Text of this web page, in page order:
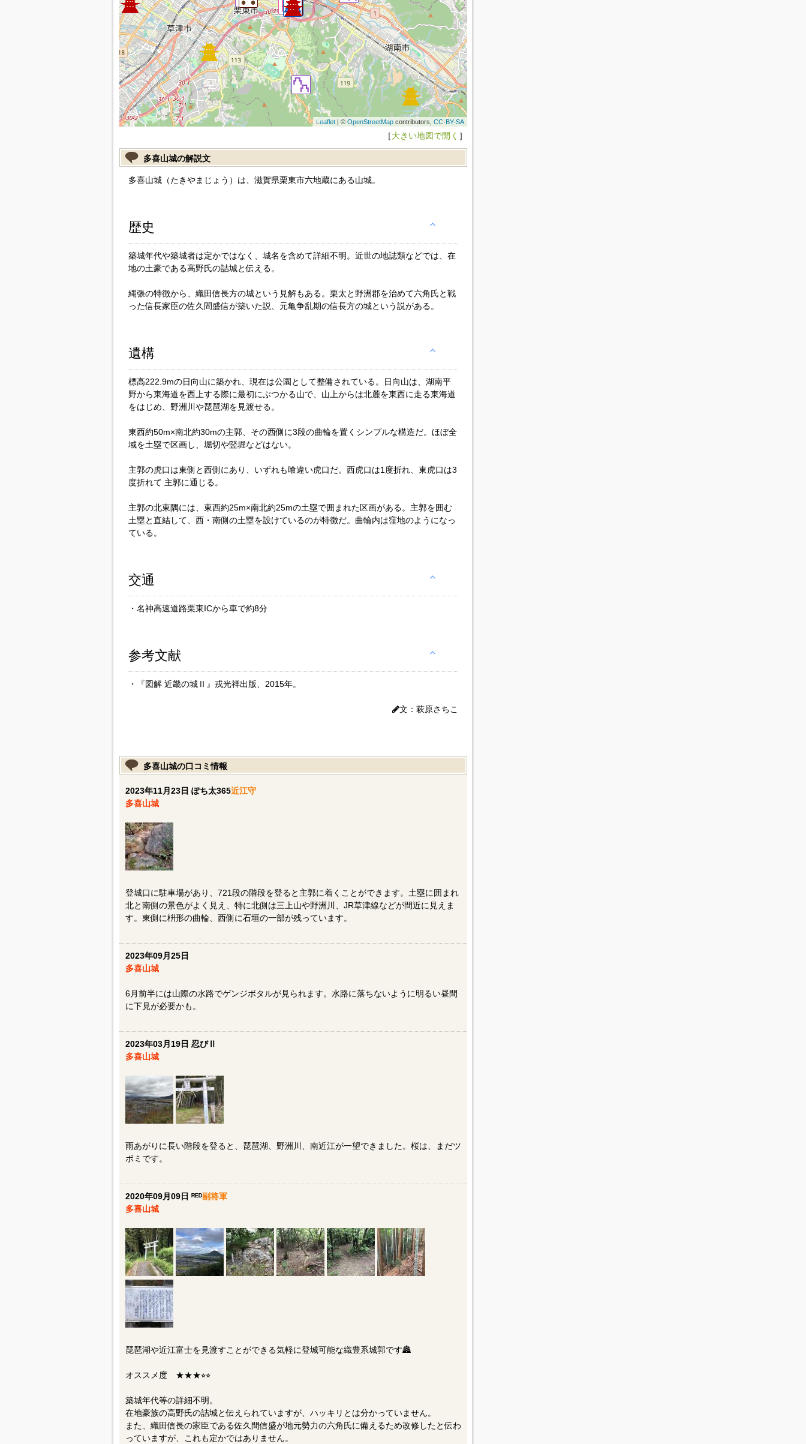
Leaflet| © OpenStreetMapcontributors, CC-BY-SA
［大きい地図で開く ］
多喜山城の解説文
多喜山城（たきやまじょう）は、滋賀県栗東市六地蔵にある山城。
歴史
築城年代や築城者は定かではなく、城名を含めて詳細不明。近世の地誌類などでは、在
地の土豪である高野氏の詰城と伝える。
縄張の特徴から、織田信長方の城という見解もある。栗太と野洲郡を治めて六角氏と戦
った信長家臣の佐久間盛信が築いた説、元亀争乱期の信長方の城という説がある。
遺構
標高222.9mの日向山に築かれ、現在は公園として整備されている。日向山は、湖南平
野から東海道を西上する際に最初にぶつかる山で、山上からは北麓を東西に走る東海道
をはじめ、野洲川や琵琶湖を見渡せる。
東西約50m×南北約30mの主郭、その西側に3段の曲輪を置くシンプルな構造だ。ほぼ全
域を土塁で区画し、堀切や竪堀などはない。
主郭の虎口は東側と西側にあり、いずれも喰違い虎口だ。西虎口は1度折れ、東虎口は3
度折れて 主郭に通じる。
主郭の北東隅には、東西約25m×南北約25mの土塁で囲まれた区画がある。主郭を囲む
土塁と直結して、西・南側の土塁を設けているのが特徴だ。曲輪内は窪地のようになっ
ている。
交通
・名神高速道路栗東ICから車で約8分
参考文献
・『図解 近畿の城Ⅱ』戎光祥出版、2015年。
文：萩原さちこ
多喜山城の口コミ情報
2023年11月23日 ぽち太365近江守
多喜山城
登城口に駐車場があり、721段の階段を登ると主郭に着くことができます。土塁に囲まれ
北と南側の景色がよく見え、特に北側は三上山や野洲川、JR草津線などが間近に見えま
す。東側に枡形の曲輪、西側に石垣の一部が残っています。
2023年09月25日
多喜山城
6月前半には山際の水路でゲンジボタルが見られます。水路に落ちないように明るい昼間
に下見が必要かも。
2023年03月19日 忍びⅡ
多喜山城
雨あがりに長い階段を登ると、琵琶湖、野洲川、南近江が一望できました。桜は、まだツ
ボミです。
2020年09月09日 ᴿᴱᴰ副将軍
多喜山城
琵琶湖や近江富士を見渡すことができる気軽に登城可能な織豊系城郭です🏯
オススメ度 ★★★⭐︎⭐︎
築城年代等の詳細不明。
在地豪族の高野氏の詰城と伝えられていますが、ハッキリとは分かっていません。
また、織田信長の家臣である佐久間信盛が地元勢力の六角氏に備えるため改修したと伝わ
っていますが、これも定かではありません。